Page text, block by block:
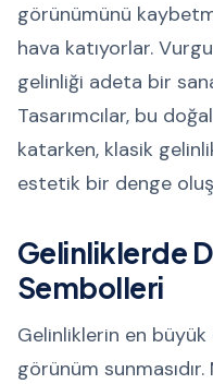
görünümünü
hava katıyorlar.
gelinliği adeta bir
Tasarımcılar, bu
katarken, klasik
estetik bir denge
Gelinliklerde
Sembolleri
Gelinliklerin en
görünüm